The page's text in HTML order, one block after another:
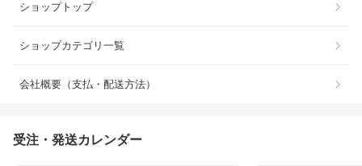
ショップトップ
ショップカテゴリ一覧
会社概要（支払・配送方法）
受注・発送カレンダー